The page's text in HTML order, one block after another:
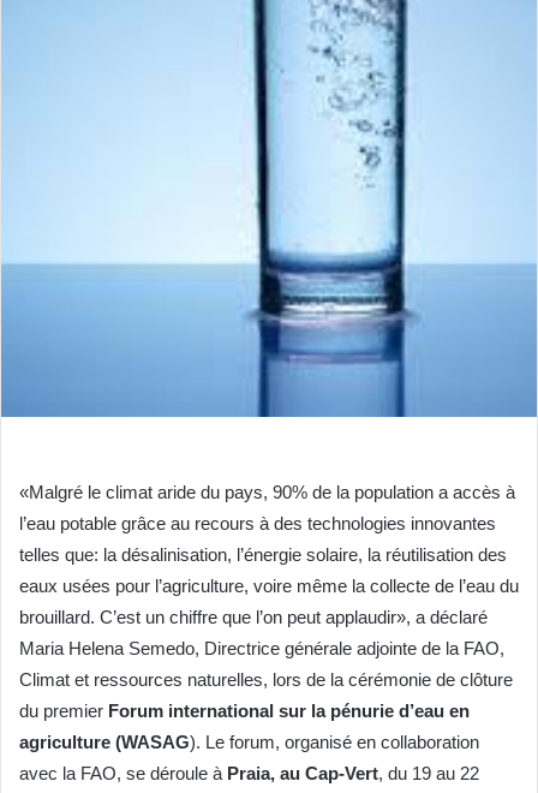
«Malgré le climat aride du pays, 90% de la population a accès à
l’eau potable grâce au recours à des technologies innovantes
telles que: la désalinisation, l’énergie solaire, la réutilisation des
eaux usées pour l’agriculture, voire même la collecte de l’eau du
brouillard. C’est un chiffre que l’on peut applaudir», a déclaré
Maria Helena Semedo, Directrice générale adjointe de la FAO,
Climat et ressources naturelles, lors de la cérémonie de clôture
du premier Forum international sur la pénurie d’eau en
agriculture (WASAG). Le forum, organisé en collaboration
avec la FAO, se déroule à Praia, au Cap-Vert, du 19 au 22